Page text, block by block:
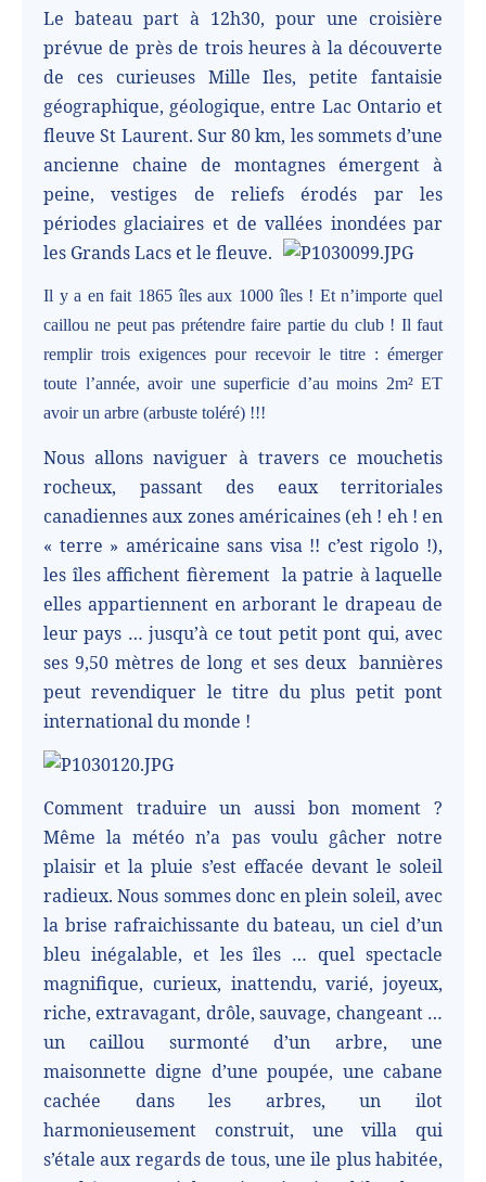
Le bateau part à 12h30, pour une croisière
prévue de près de trois heures à la découverte
de ces curieuses Mille Iles, petite fantaisie
géographique, géologique, entre Lac Ontario et
fleuve St Laurent. Sur 80 km, les sommets d’une
ancienne chaine de montagnes émergent à
peine, vestiges de reliefs érodés par les
périodes glaciaires et de vallées inondées par
les Grands Lacs et le fleuve.
Il y a en fait 1865 îles aux 1000 îles ! Et n’importe quel
caillou ne peut pas prétendre faire partie du club ! Il faut
remplir trois exigences pour recevoir le titre : émerger
toute l’année, avoir une superficie d’au moins 2m² ET
avoir un arbre (arbuste toléré) !!!
Nous allons naviguer à travers ce mouchetis
rocheux, passant des eaux territoriales
canadiennes aux zones américaines (eh ! eh ! en
« terre » américaine sans visa !! c’est rigolo !),
les îles affichent fièrement la patrie à laquelle
elles appartiennent en arborant le drapeau de
leur pays … jusqu’à ce tout petit pont qui, avec
ses 9,50 mètres de long et ses deux bannières
peut revendiquer le titre du plus petit pont
international du monde !
Comment traduire un aussi bon moment ?
Même la météo n’a pas voulu gâcher notre
plaisir et la pluie s’est effacée devant le soleil
radieux. Nous sommes donc en plein soleil, avec
la brise rafraichissante du bateau, un ciel d’un
bleu inégalable, et les îles … quel spectacle
magnifique, curieux, inattendu, varié, joyeux,
riche, extravagant, drôle, sauvage, changeant …
un caillou surmonté d’un arbre, une
maisonnette digne d’une poupée, une cabane
cachée dans les arbres, un ilot
harmonieusement construit, une villa qui
s’étale aux regards de tous, une ile plus habitée,